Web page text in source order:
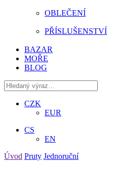
OBLEČENÍ
PŘÍSLUŠENSTVÍ
BAZAR
MOŘE
BLOG
CZK
EUR
CS
EN
Úvod Pruty Jednoruční